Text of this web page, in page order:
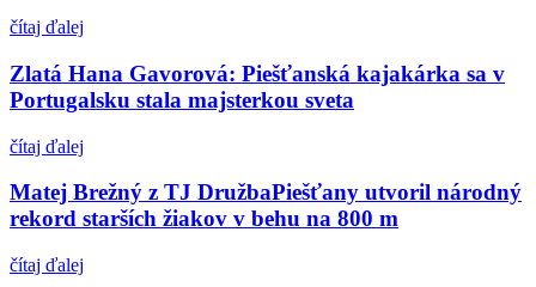
čítaj ďalej
Zlatá Hana Gavorová: Piešťanská kajakárka sa v
Portugalsku stala majsterkou sveta
čítaj ďalej
Matej Brežný z TJ DružbaPiešťany utvoril národný
rekord starších žiakov v behu na 800 m
čítaj ďalej